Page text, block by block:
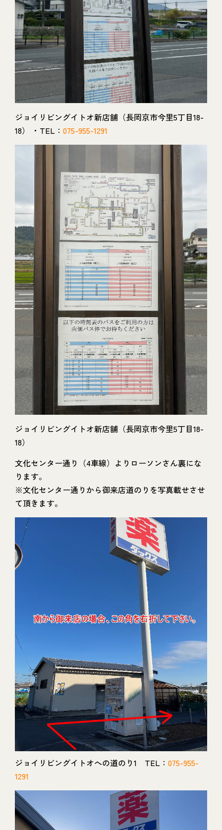
ジョイリビングイトオ新店舗（長岡京市今里5丁目18-
18） ・TEL： 075-955-1291
ジョイリビングイトオ新店舗（長岡京市今里5丁目18-
18）
文化センター通り（4車線）よりローソンさん裏にな
ります。
※文化センター通りから御来店道のりを写真載せさせ
て頂きます。
ジョイリビングイトオへの道のり1 TEL： 075-955-
1291